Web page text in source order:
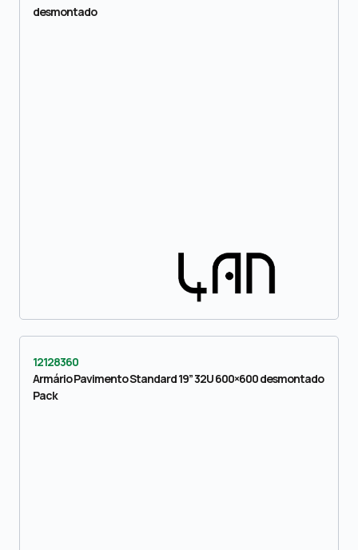
desmontado
12128360
Armário Pavimento Standard 19” 32U 600×600 desmontado
Pack